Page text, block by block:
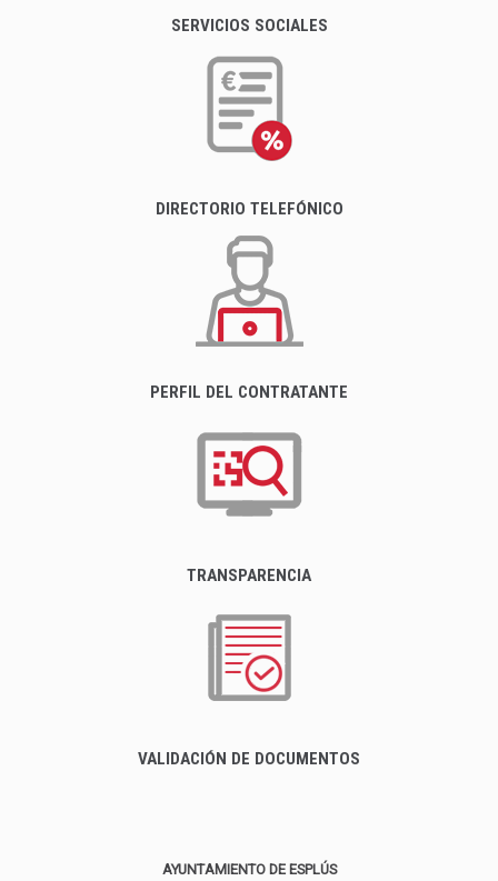
SERVICIOS SOCIALES
DIRECTORIO TELEFÓNICO
PERFIL DEL CONTRATANTE
TRANSPARENCIA
VALIDACIÓN DE DOCUMENTOS
AYUNTAMIENTO DE ESPLÚS